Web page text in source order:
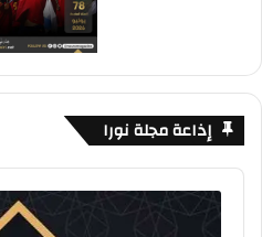
إذاعة مجلة نورا
Audio
Player